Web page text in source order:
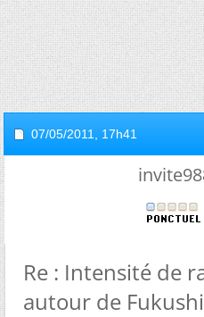
07/05/2011, 17h41
Re : Intensité de
autour de